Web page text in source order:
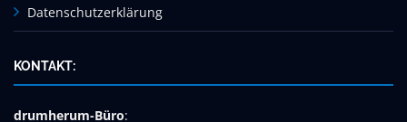
Datenschutzerklärung
KONTAKT:
drumherum-Büro: